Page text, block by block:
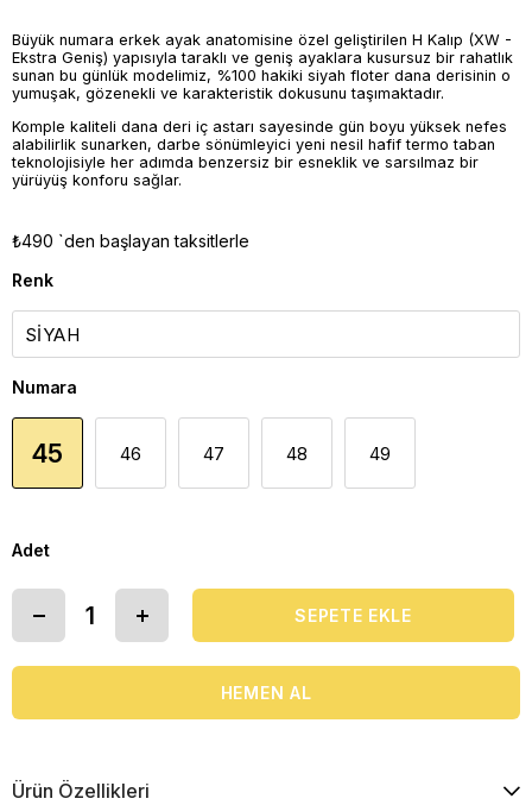
Büyük numara erkek ayak anatomisine özel geliştirilen H Kalıp (XW -
Ekstra Geniş) yapısıyla taraklı ve geniş ayaklara kusursuz bir rahatlık
sunan bu günlük modelimiz, %100 hakiki siyah floter dana derisinin o
yumuşak, gözenekli ve karakteristik dokusunu taşımaktadır.
Komple kaliteli dana deri iç astarı sayesinde gün boyu yüksek nefes
alabilirlik sunarken, darbe sönümleyici yeni nesil hafif termo taban
teknolojisiyle her adımda benzersiz bir esneklik ve sarsılmaz bir
yürüyüş konforu sağlar.
₺490 `den başlayan taksitlerle
Renk
Numara
45 46 47 48 49
Adet
Ürün Özellikleri